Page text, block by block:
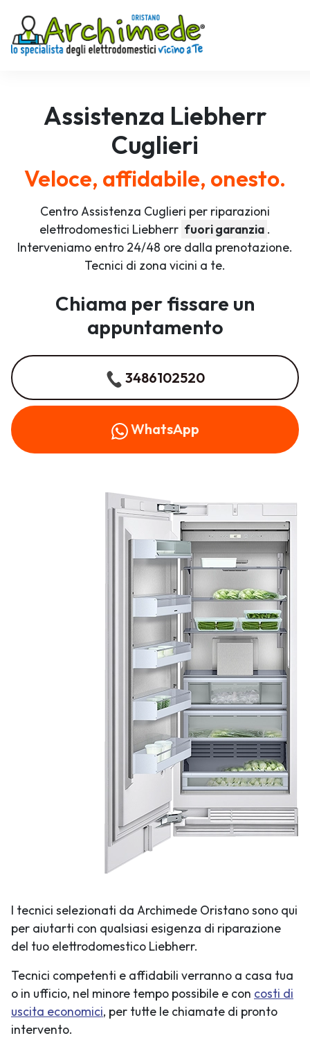
Assistenza Liebherr
Cuglieri
Veloce, affidabile, onesto.
Centro Assistenza Cuglieri per riparazioni
elettrodomestici Liebherr fuori garanzia .
Interveniamo entro 24/48 ore dalla prenotazione.
Tecnici di zona vicini a te.
Chiama per fissare un
appuntamento
3486102520
WhatsApp
I tecnici selezionati da Archimede Oristano sono qui
per aiutarti con qualsiasi esigenza di riparazione
del tuo elettrodomestico Liebherr.
Tecnici competenti e affidabili verranno a casa tua
o in ufficio, nel minore tempo possibile e con costi di
uscita economici, per tutte le chiamate di pronto
intervento.